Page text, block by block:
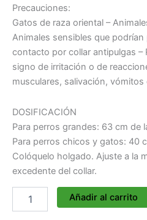
Precauciones:
Gatos de raza oriental –
Animales sensibles que
contacto por collar antipulgas –
signo de irritación o de
musculares, salivación, vómitos
DOSIFICACIÓN
Para perros grandes: 63 cm de
Para perros chicos y gatos: 40
Colóquelo holgado. Ajuste a la
excedente del collar.
Añadir al carrito